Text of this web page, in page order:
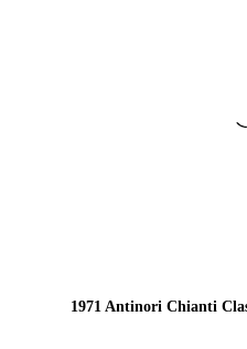
1971 Antinori Chianti